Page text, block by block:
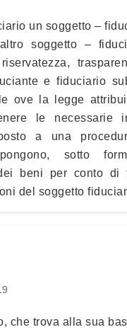
un soggetto –
soggetto –
e fiduciario
ove la legge
le necessarie
a una
sotto
dei beni per conto
del soggetto
che trova alla sua